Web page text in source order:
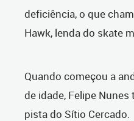
deficiência, o que
Hawk, lenda do skate
Quando começou a
de idade, Felipe
pista do Sítio Cercado.